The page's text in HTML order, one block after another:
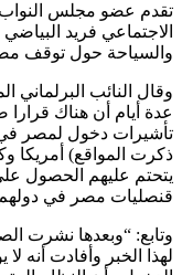
تقدم عضو مجلس
الاجتماعي فريد
والسياحة حول توقف
وقال النائب البرلماني
عدة أيام أن هناك
تأشيرات دخول لمصر في
ذكرت المواقع) أمريكا
يتحتم عليهم الحصول
قنصليات مصر في
وتابع: “وبعدها نشرت
لهذا الخبر وأفادت أنه